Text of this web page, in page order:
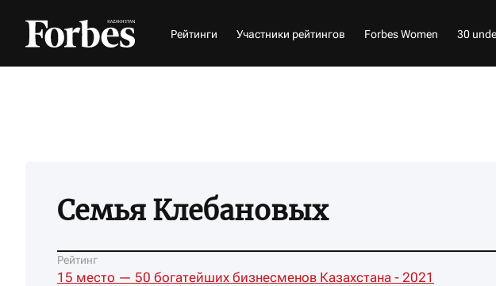
Рейтинги Участники рейтингов Forbes Women 30
Семья Клебановых
Рейтинг
15 место — 50 богатейших бизнесменов Казахстана - 2021